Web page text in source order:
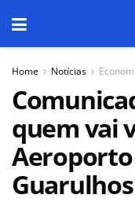
Home Notícias
quem vai
Guarulhos